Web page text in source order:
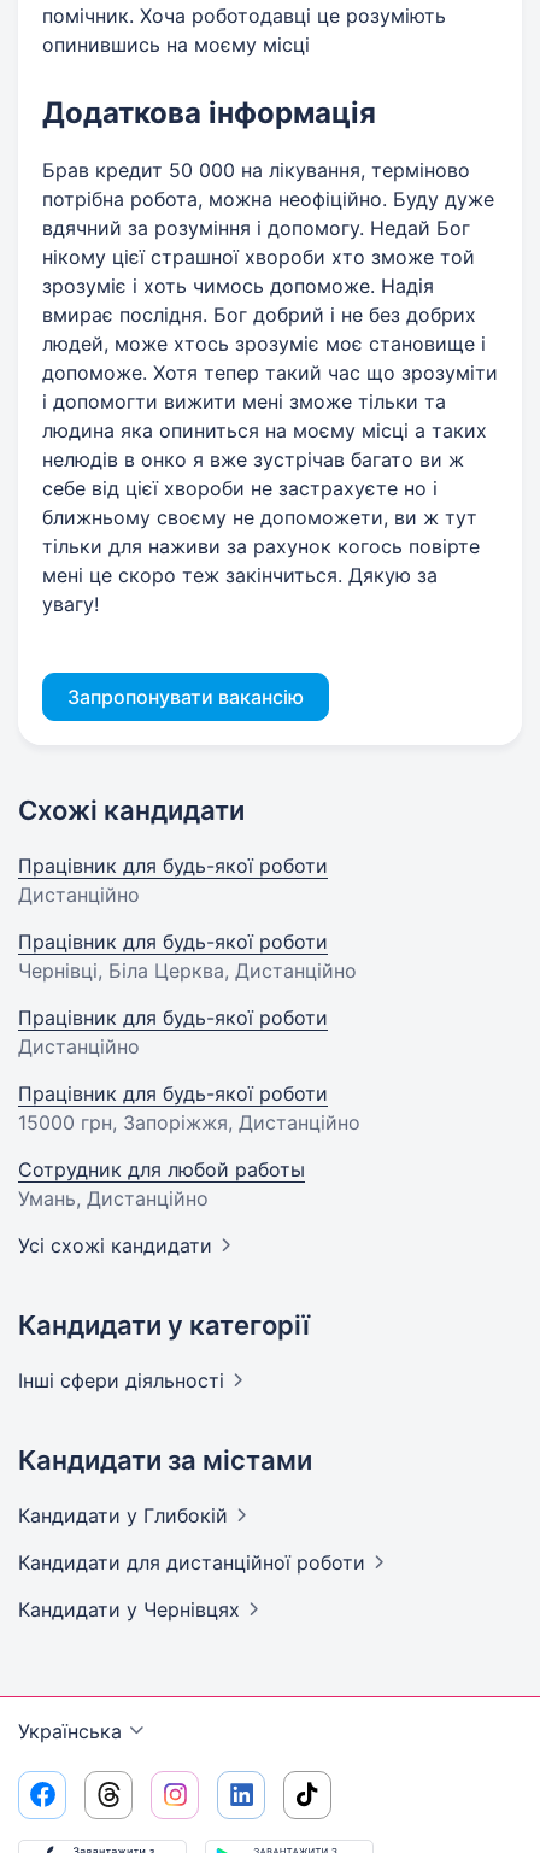
помічник. Хоча роботодавці це розуміють
опинившись на моєму місці
Додаткова інформація
Брав кредит 50 000 на лікування, терміново
потрібна робота, можна неофіційно. Буду дуже
вдячний за розуміння і допомогу. Недай Бог
нікому цієї страшної хвороби хто зможе той
зрозуміє і хоть чимось допоможе. Надія
вмирає послідня. Бог добрий і не без добрих
людей, може хтось зрозуміє моє становище і
допоможе. Хотя тепер такий час що зрозуміти
і допомогти вижити мені зможе тільки та
людина яка опиниться на моєму місці а таких
нелюдів в онко я вже зустрічав багато ви ж
себе від цієї хвороби не застрахуєте но і
ближньому своєму не допоможети, ви ж тут
тільки для наживи за рахунок когось повірте
мені це скоро теж закінчиться. Дякую за
увагу!
Запропонувати вакансію
Схожі кандидати
Працівник для будь-якої роботи
Дистанційно
Працівник для будь-якої роботи
Чернівці, Біла Церква, Дистанційно
Працівник для будь-якої роботи
Дистанційно
Працівник для будь-якої роботи
15000 грн, Запоріжжя, Дистанційно
Сотрудник для любой работы
Умань, Дистанційно
Усі схожі кандидати
Кандидати у категорії
Інші сфери діяльності
Кандидати за містами
Кандидати у Глибокій
Кандидати для дистанційної роботи
Кандидати у Чернівцях
Українська